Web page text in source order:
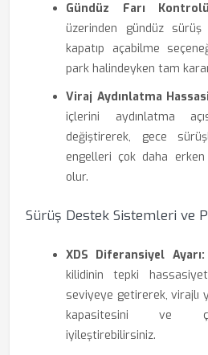
Gündüz Farı
üzerinden gündüz
kapatıp açabilme
park halindeyken tam
Viraj Aydınlatma
içlerini aydınlatma
değiştirerek, gece
engelleri çok daha
olur.
Sürüş Destek Sistemleri ve
XDS Diferansiyel Ayarı:
kilidinin tepki
seviyeye getirerek, virajlı
kapasitesini ve
iyileştirebilirsiniz.